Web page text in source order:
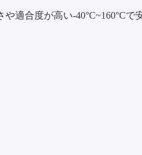
適合度が高い-40°C~160°Cで